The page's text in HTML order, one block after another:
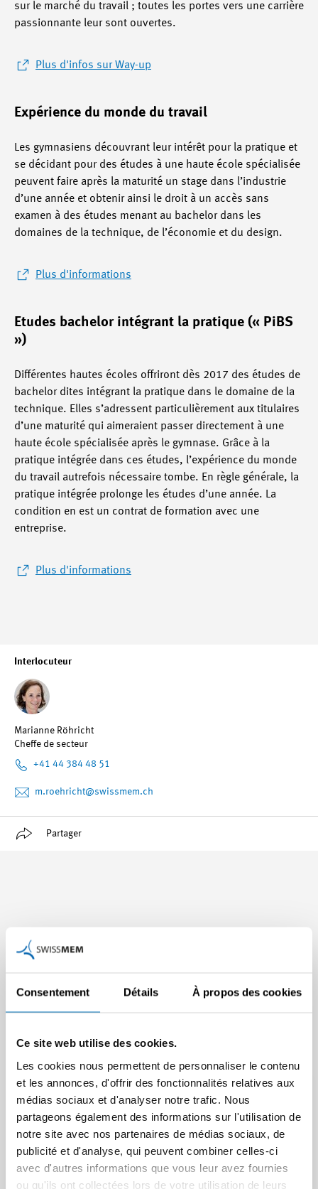
Consentement Détails À propos des cookies
Ce site web utilise des cookies.
Les cookies nous permettent de personnaliser le contenu
et les annonces, d'offrir des fonctionnalités relatives aux
médias sociaux et d'analyser notre trafic. Nous
partageons également des informations sur l'utilisation de
notre site avec nos partenaires de médias sociaux, de
publicité et d'analyse, qui peuvent combiner celles-ci
avec d'autres informations que vous leur avez fournies
ou qu'ils ont collectées lors de votre utilisation de leurs
Interlocuteur
Marianne Röhricht
Cheffe de secteur
+41 44 384 48 51
m.roehricht@swissmem.ch
Partager
sur le marché du travail ; toutes les portes vers une carrière
passionnante leur sont ouvertes.
Plus d'infos sur Way-up
Expérience du monde du travail
Les gymnasiens découvrant leur intérêt pour la pratique et
se décidant pour des études à une haute école spécialisée
peuvent faire après la maturité un stage dans l’industrie
d’une année et obtenir ainsi le droit à un accès sans
examen à des études menant au bachelor dans les
domaines de la technique, de l’économie et du design.
Plus d'informations
Etudes bachelor intégrant la pratique (« PiBS
»)
Différentes hautes écoles offriront dès 2017 des études de
bachelor dites intégrant la pratique dans le domaine de la
technique. Elles s’adressent particulièrement aux titulaires
d’une maturité qui aimeraient passer directement à une
haute école spécialisée après le gymnase. Grâce à la
pratique intégrée dans ces études, l’expérience du monde
du travail autrefois nécessaire tombe. En règle générale, la
pratique intégrée prolonge les études d’une année. La
condition en est un contrat de formation avec une
entreprise.
Plus d'informations
Ces articles peuvent
vous intéresser
Le « Professional
Bachelor » est introduit
en Suisse
À partir d’octobre 2026, de
nouveaux compléments de
titres renforceront la